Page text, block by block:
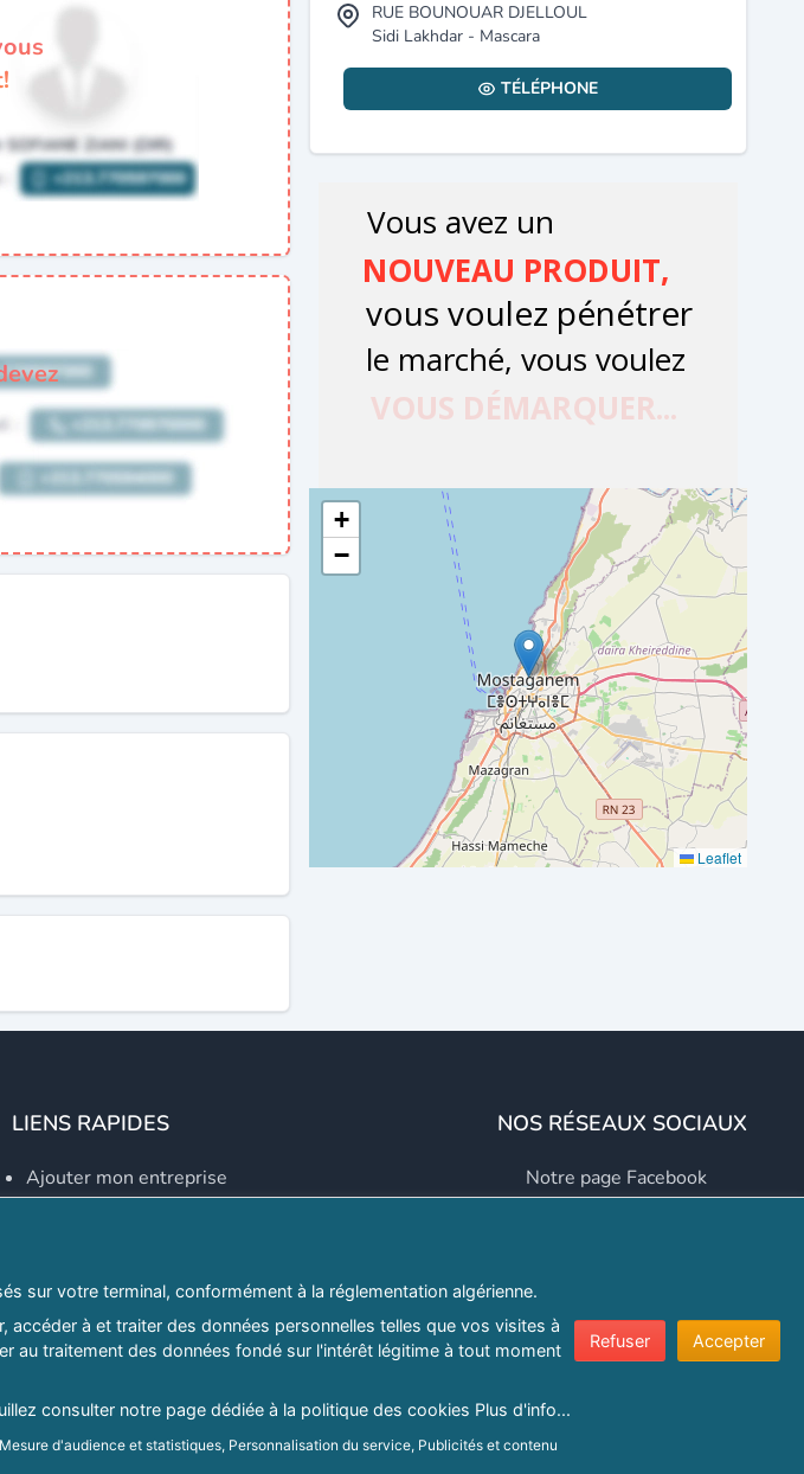
RUE BOUNOUAR DJELLOUL
Sidi Lakhdar - Mascara
TÉLÉPHONE
+
−
Leaflet
LIENS RAPIDES
Ajouter mon entreprise
Explorer par secteurs
Explorer par willayas
NOS RÉSEAUX SOCIAUX
Notre page Facebook
Notre page Twitter
générales d'utilisation|Politique de confidentialité|Protection de la vie privée
sur votre terminal, conformément à la réglementation algérienne.
à et traiter des données personnelles telles que vos visites à
au traitement des données fondé sur l'intérêt légitime à tout moment
consulter notre page dédiée à la politique des cookies Plus d'info...
d'audience et statistiques, Personnalisation du service, Publicités et contenu
Refuser Accepter